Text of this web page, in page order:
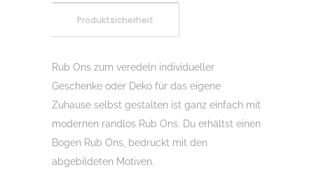
01,
Rubon,
Ons,
Rubbelsticker,
für
Glas,
Holz,
Raysin
Produktsicherheit
Rub Ons zum veredeln individueller
Geschenke oder Deko für das eigene
Zuhause selbst gestalten ist ganz einfach mit
modernen randlos Rub Ons. Du erhältst einen
Bogen Rub Ons, bedruckt mit den
abgebildeten Motiven.